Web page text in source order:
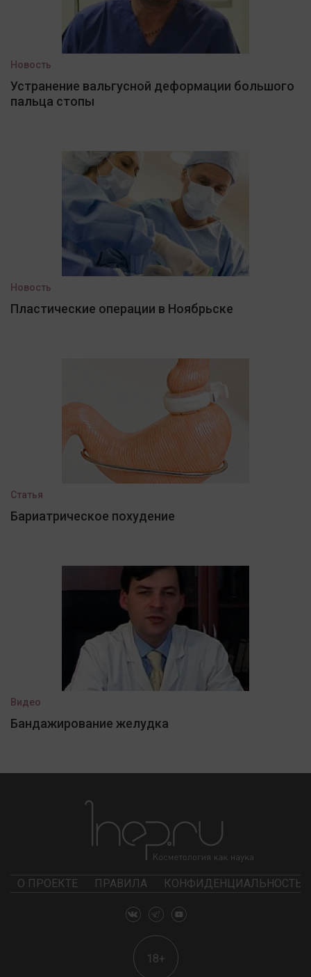
Новость
Устранение вальгусной деформации большого
пальца стопы
Новость
Пластические операции в Ноябрьске
Статья
Бариатрическое похудение
Видео
Бандажирование желудка
О ПРОЕКТЕ ПРАВИЛА КОНФИДЕНЦИАЛЬНОСТЬ
18+